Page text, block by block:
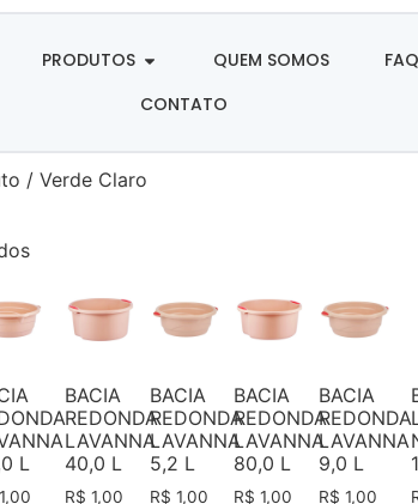
PRODUTOS QUEM SOMOS
FAQ
CONTATO
/ Verde Claro
L
1,00
BACIA
REDONDA
LAVANNA
40,0 L
R$ 1,00
BACIA
REDONDA
LAVANNA
5,2 L
R$ 1,00
BACIA
REDONDA
LAVANNA
80,0 L
R$ 1,00
BACIA
REDONDA
LAVANNA
9,0 L
R$ 1,00